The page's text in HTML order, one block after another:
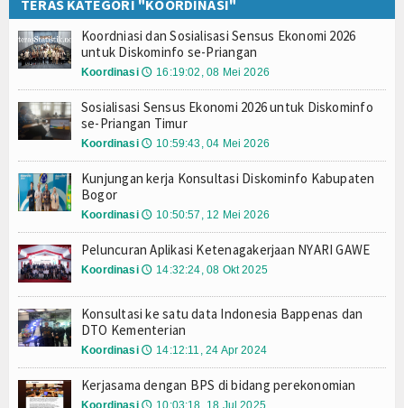
Download
Video
Pembinaan Statistik
Register
Forum
Ketentuan Penggunaan
Syarat & Ketentuan Penggunaan
Login
Peluncuran Aplikasi Ketenagakerjaan NYARI
Dapatkan eviden EPSS di terasStatistik.net
Sosialisasi aplikasi potensi desa dan kelurahan
Rapat Koordinasi Sekretariat Forum Satu Data
Koordniasi dan Sosialisasi Sensus Ekonomi
Sosialisasi Sensus Ekonomi 2026 untuk
TERAS KATEGORI "KOORDINASI"
Koordniasi dan Sosialisasi Sensus Ekonomi 2026
untuk Diskominfo se-Priangan
Koordinasi 🕔 16:19:02, 08 Mei 2026
Sosialisasi Sensus Ekonomi 2026 untuk Diskominfo
se-Priangan Timur
Koordinasi 🕔 10:59:43, 04 Mei 2026
Kunjungan kerja Konsultasi Diskominfo Kabupaten
Bogor
Koordinasi 🕔 10:50:57, 12 Mei 2026
Peluncuran Aplikasi Ketenagakerjaan NYARI GAWE
Koordinasi 🕔 14:32:24, 08 Okt 2025
Konsultasi ke satu data Indonesia Bappenas dan
DTO Kementerian
Koordinasi 🕔 14:12:11, 24 Apr 2024
Kerjasama dengan BPS di bidang perekonomian
🕔